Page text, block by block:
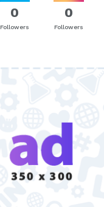
0
Followers
0
Followers